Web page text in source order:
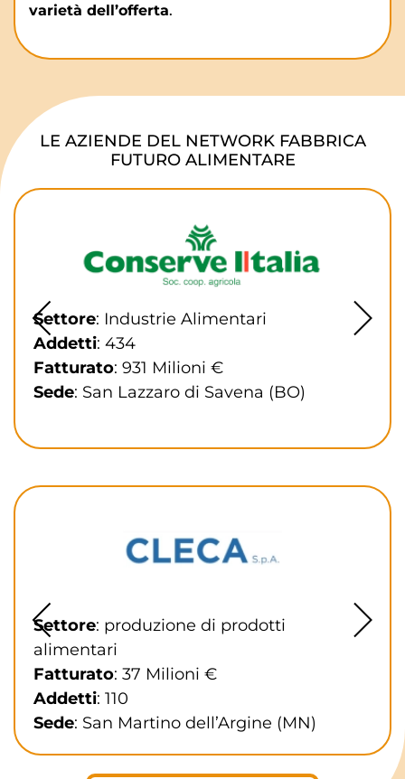
varietà dell’offerta.
LE AZIENDE DEL NETWORK FABBRICA
FUTURO ALIMENTARE
Settore: Industrie Alimentari
Addetti: 434
Fatturato: 931 Milioni €
Sede: San Lazzaro di Savena (BO)
Settore: produzione di prodotti
alimentari
Fatturato: 37 Milioni €
Addetti: 110
Sede: San Martino dell’Argine (MN)